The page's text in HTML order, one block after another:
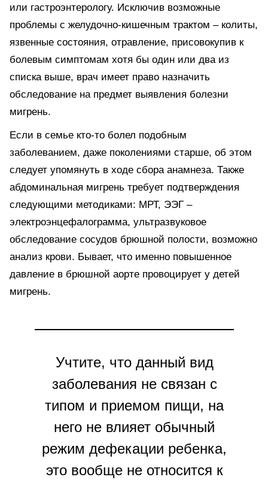
или гастроэнтерологу. Исключив возможные
проблемы с желудочно-кишечным трактом – колиты,
язвенные состояния, отравление, присовокупив к
болевым симптомам хотя бы один или два из
списка выше, врач имеет право назначить
обследование на предмет выявления болезни
мигрень.
Если в семье кто-то болел подобным
заболеванием, даже поколениями старше, об этом
следует упомянуть в ходе сбора анамнеза. Также
абдоминальная мигрень требует подтверждения
следующими методиками: МРТ, ЭЭГ –
электроэнцефалограмма, ультразвуковое
обследование сосудов брюшной полости, возможно
анализ крови. Бывает, что именно повышенное
давление в брюшной аорте провоцирует у детей
мигрень.
Учтите, что данный вид
заболевания не связан с
типом и приемом пищи, на
него не влияет обычный
режим дефекации ребенка,
это вообще не относится к